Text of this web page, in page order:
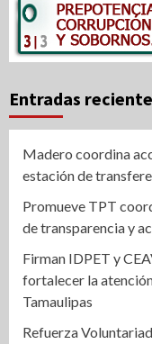
Entradas
Madero coordina
estación de
Promueve TPT
de transparencia y
Firman IDPET y
fortalecer la
Tamaulipas
Refuerza